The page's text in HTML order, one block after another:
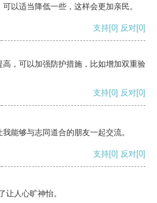
以适当降低一些，这样会更加亲民。
支持[0] 反对[0]
，可以加强防护措施，比如增加双重验
支持[0] 反对[0]
能够与志同道合的朋友一起交流。
支持[0] 反对[0]
让人心旷神怡。